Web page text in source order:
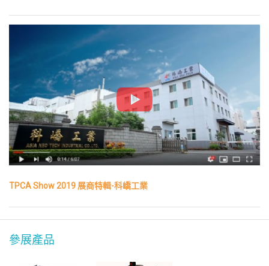
TPCA Show 2019 展商特輯-科嶠工業
參展產品